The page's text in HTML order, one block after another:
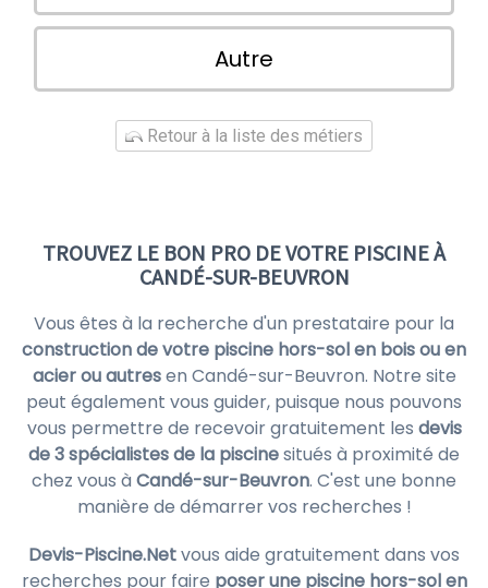
Autre
Retour à la liste des métiers
TROUVEZ LE BON PRO DE VOTRE PISCINE À
CANDÉ-SUR-BEUVRON
Vous êtes à la recherche d'un prestataire pour la
construction de votre piscine hors-sol en bois ou en
acier ou autresen Candé-sur-Beuvron. Notre site
peut également vous guider, puisque nous pouvons
vous permettre de recevoir gratuitement les devis
de 3 spécialistes de la piscinesitués à proximité de
chez vous à Candé-sur-Beuvron. C'est une bonne
manière de démarrer vos recherches !
Devis-Piscine.Netvous aide gratuitement dans vos
recherches pour faire poser une piscine hors-sol en